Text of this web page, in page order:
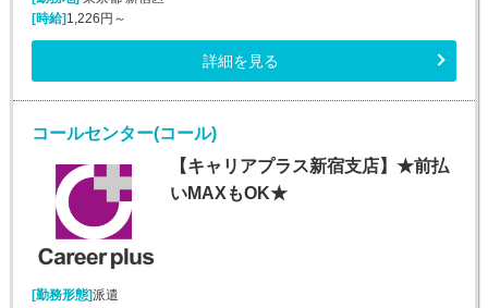
[時給]1,226円～
詳細を見る
コールセンター(コール)
【キャリアプラス新宿支店】★前払
いMAXもOK★
[勤務形態]派遣